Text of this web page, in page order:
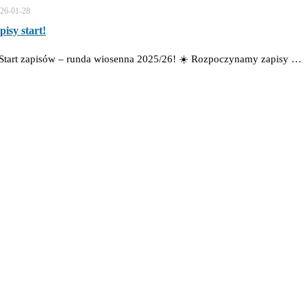
start!
01-28
zapisów – runda wiosenna 2025/26! ☀️ Rozpoczynamy zapisy …